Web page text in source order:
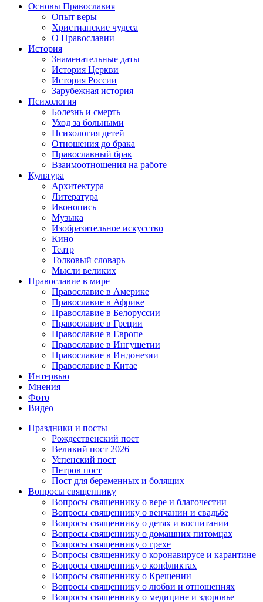
Основы Православия
Опыт веры
Христианские чудеса
О Православии
История
Знаменательные даты
История Церкви
История России
Зарубежная история
Психология
Болезнь и смерть
Уход за больными
Психология детей
Отношения до брака
Православный брак
Взаимоотношения на работе
Культура
Архитектура
Литература
Иконопись
Музыка
Изобразительное искусство
Кино
Театр
Толковый словарь
Мысли великих
Православие в мире
Православие в Америке
Православие в Африке
Православие в Белоруссии
Православие в Греции
Православие в Европе
Православие в Ингушетии
Православие в Индонезии
Православие в Китае
Интервью
Мнения
Фото
Видео
Праздники и посты
Рождественский пост
Великий пост 2026
Успенский пост
Петров пост
Пост для беременных и болящих
Вопросы священнику
Вопросы священнику о вере и благочестии
Вопросы священнику о венчании и свадьбе
Вопросы священнику о детях и воспитании
Вопросы священнику о домашних питомцах
Вопросы священнику о грехе
Вопросы священнику о коронавирусе и карантине
Вопросы священнику о конфликтах
Вопросы священнику о Крещении
Вопросы священнику о любви и отношениях
Вопросы священнику о медицине и здоровье